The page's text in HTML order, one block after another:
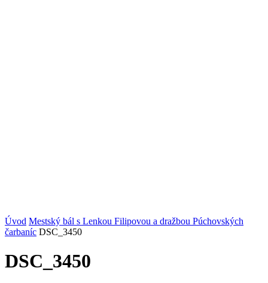
Úvod Mestský bál s Lenkou Filipovou a dražbou Púchovských
čarbaníc DSC_3450
DSC_3450